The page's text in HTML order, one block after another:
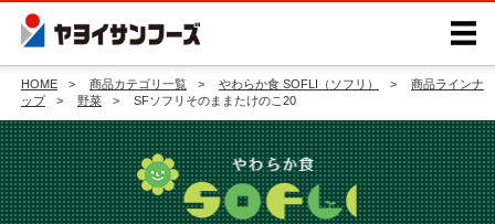
HOME 商品カテゴリ一覧 やわらか食 SOFLI（ソフリ）
商品ラインナ
ップ
野菜 SFソフリそのままたけのこ20